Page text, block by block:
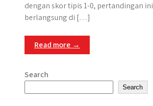
dengan skor tipis 1-0, pertandingan ini
berlangsung di […]
Read more →
Search
Search